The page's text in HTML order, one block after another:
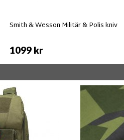
Smith & Wesson Militär & Polis kniv
1099 kr